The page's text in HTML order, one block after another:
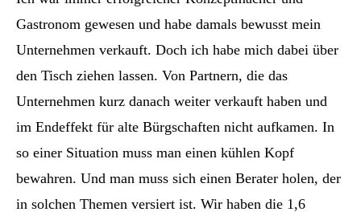
Gastronom gewesen und habe damals bewusst mein
Unternehmen verkauft. Doch ich habe mich dabei über
den Tisch ziehen lassen. Von Partnern, die das
Unternehmen kurz danach weiter verkauft haben und
im Endeffekt für alte Bürgschaften nicht aufkamen. In
so einer Situation muss man einen kühlen Kopf
bewahren. Und man muss sich einen Berater holen, der
in solchen Themen versiert ist. Wir haben die 1,6